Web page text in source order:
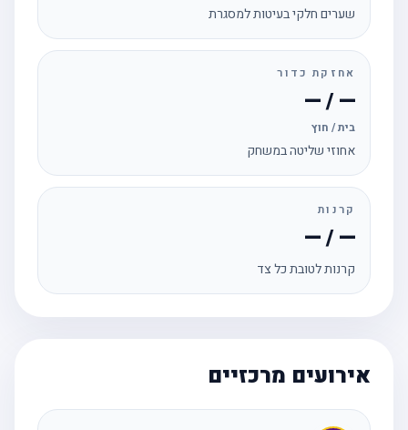
שערים חלקי בעיטות למסגרת
אחזקת כדור
— / —
בית / חוץ
אחוזי שליטה במשחק
קרנות
— / —
קרנות לטובת כל צד
אירועים מרכזיים